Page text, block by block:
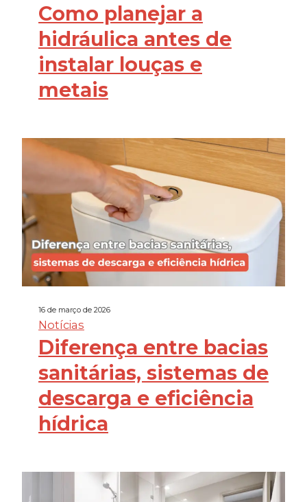
Como planejar a
hidráulica antes de
instalar louças e
metais
16 de março de 2026
Notícias
Diferença entre bacias
sanitárias, sistemas de
descarga e eficiência
hídrica